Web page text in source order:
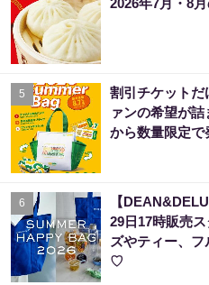
5
割引チケットだ
ァンの希望が
から数量限定で
6
【
29日17時販売
ズやティー、
♡